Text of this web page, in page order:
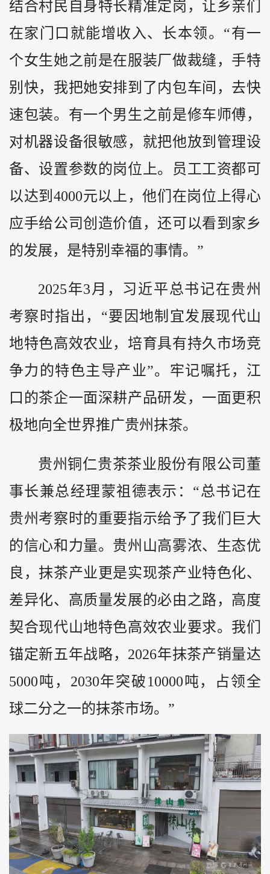
结合村民自身特长精准定岗，让乡亲们
在家门口就能增收入、长本领。“有一
个女生她之前是在服装厂做裁缝，手特
别快，我把她安排到了内包车间，去快
速包装。有一个男生之前是修车师傅，
对机器设备很敏感，就把他放到管理设
备、设置参数的岗位上。员工工资都可
以达到4000元以上，他们在岗位上得心
应手给公司创造价值，还可以看到家乡
的发展，是特别幸福的事情。”
2025年3月，习近平总书记在贵州
考察时指出，“要因地制宜发展现代山
地特色高效农业，培育具有持久市场竞
争力的特色主导产业”。牢记嘱托，江
口的茶企一面深耕产品研发，一面更积
极地向全世界推广贵州抹茶。
贵州铜仁贵茶茶业股份有限公司董
事长兼总经理蒙祖德表示：“总书记在
贵州考察时的重要指示给予了我们巨大
的信心和力量。贵州山高雾浓、生态优
良，抹茶产业更是实现茶产业特色化、
差异化、高质量发展的必由之路，高度
契合现代山地特色高效农业要求。我们
锚定新五年战略，2026年抹茶产销量达
5000吨，2030年突破10000吨，占领全
球二分之一的抹茶市场。”